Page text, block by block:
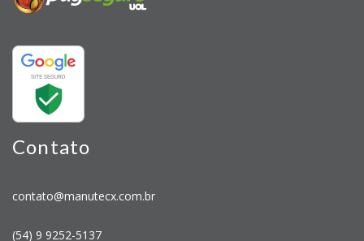
Contato
contato@manutecx.com.br
(54) 9 9252-5137